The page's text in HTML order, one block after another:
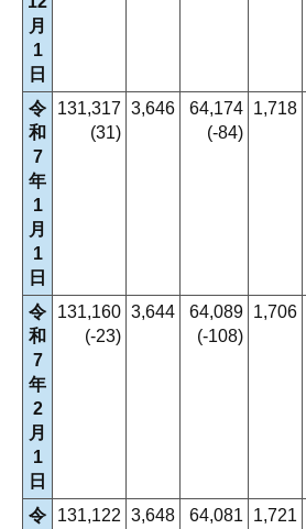
月
1
日
令
和
7
年
1
月
1
日
131,317
(31)
3,646
64,174
(-84)
1,718
令
和
7
年
2
月
1
日
131,160
(-23)
3,644
64,089
(-108)
1,706
令
131,122 3,648
64,081
1,721